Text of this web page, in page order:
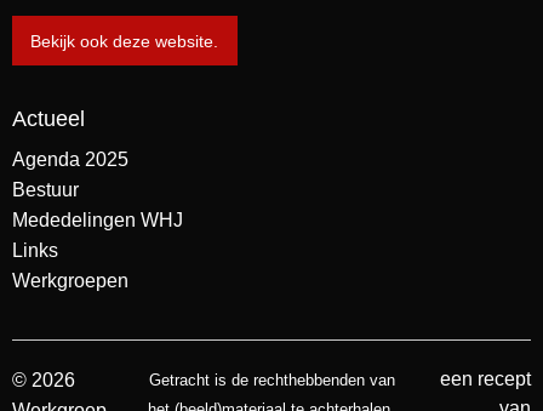
Bekijk ook deze website.
Actueel
Agenda 2025
Bestuur
Mededelingen WHJ
Links
Werkgroepen
© 2026
Getracht is de rechthebbenden van
een recept